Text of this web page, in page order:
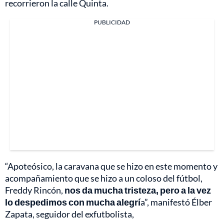
recorrieron la calle Quinta.
PUBLICIDAD
“Apoteósico, la caravana que se hizo en este momento y
acompañamiento que se hizo a un coloso del fútbol,
Freddy Rincón, nos da mucha tristeza, pero a la vez
lo despedimos con mucha alegría”, manifestó Élber
Zapata, seguidor del exfutbolista,